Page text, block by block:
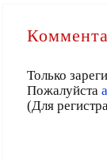
Только
Пожалуйста
(Для